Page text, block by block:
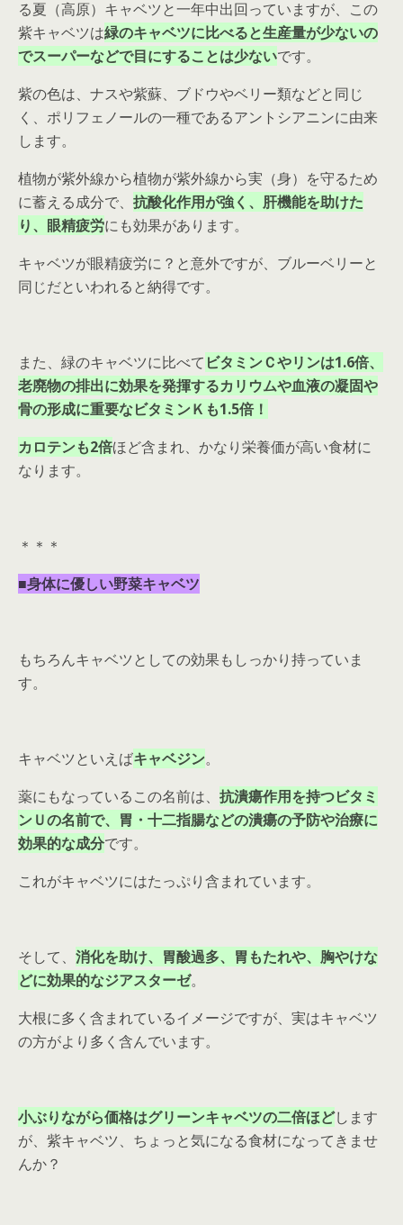
る夏（高原）キャベツと一年中出回っていますが、この
紫キャベツは緑のキャベツに比べると生産量が少ないの
でスーパーなどで目にすることは少ないです。
紫の色は、ナスや紫蘇、ブドウやベリー類などと同じ
く、ポリフェノールの一種であるアントシアニンに由来
します。
植物が紫外線から植物が紫外線から実（身）を守るため
に蓄える成分で、 抗酸化作用が強く、肝機能を助けた
り、眼精疲労にも効果があります。
キャベツが眼精疲労に？と意外ですが、ブルーベリーと
同じだといわれると納得です。
また、緑のキャベツに比べて ビタミンＣやリンは1.6倍、
老廃物の排出に効果を発揮するカリウムや血液の凝固や
骨の形成に重要なビタミンＫも1.5倍！
カロテンも2倍ほど含まれ、かなり栄養価が高い食材に
なります。
＊＊＊
■身体に優しい野菜キャベツ
もちろんキャベツとしての効果もしっかり持っていま
す。
キャベツといえばキャベジン。
薬にもなっているこの名前は、 抗潰瘍作用を持つビタミ
ンＵの名前で、胃・十二指腸などの潰瘍の予防や治療に
効果的な成分です。
これがキャベツにはたっぷり含まれています。
そして、 消化を助け、胃酸過多、胃もたれや、胸やけな
どに効果的なジアスターゼ。
大根に多く含まれているイメージですが、実はキャベツ
の方がより多く含んでいます。
小ぶりながら価格はグリーンキャベツの二倍ほどします
が、紫キャベツ、ちょっと気になる食材になってきませ
んか？